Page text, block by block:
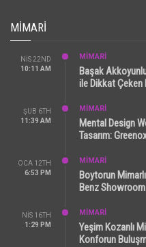
MIMARI
NIS 22ND
10:11 AM
MİMARİ
Başak
ile Dikkat Çeken
ŞUB 6TH
11:39 AM
MİMARİ
Mental Design
Tasarım:
OCA 12TH
6:53 PM
MİMARİ
Boytorun
Benz
NIS 16TH
1:29 PM
MİMARİ
Yeşim Kozanlı
Konforun